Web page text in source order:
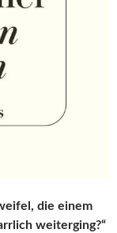
die einem
weiterging?“